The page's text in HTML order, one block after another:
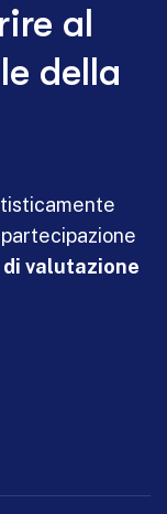
al
della
valutazione